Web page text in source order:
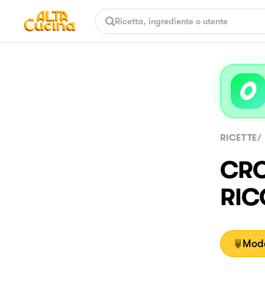
RICETTE/